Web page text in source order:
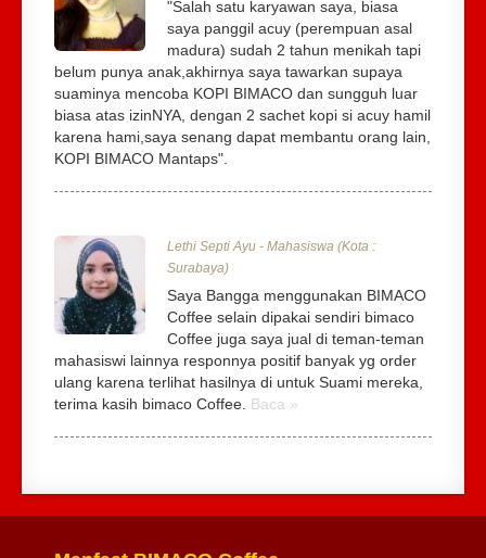
"Salah satu karyawan saya, biasa
saya panggil acuy (perempuan asal
madura) sudah 2 tahun menikah tapi
belum punya anak,akhirnya saya tawarkan supaya
suaminya mencoba KOPI BIMACO dan sungguh luar
biasa atas izinNYA, dengan 2 sachet kopi si acuy hamil
karena hami,saya senang dapat membantu orang lain,
KOPI BIMACO Mantaps".
Lethi Septi Ayu - Mahasiswa (Kota :
Surabaya)
Saya Bangga menggunakan BIMACO
Coffee selain dipakai sendiri bimaco
Coffee juga saya jual di teman-teman
mahasiswi lainnya responnya positif banyak yg order
ulang karena terlihat hasilnya di untuk Suami mereka,
terima kasih bimaco Coffee. Baca »